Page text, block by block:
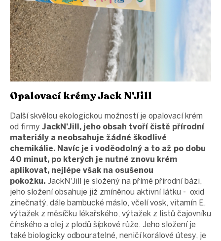
Opalovací krémy Jack N'Jill
Další skvělou ekologickou možností je opalovací krém
od firmy JackN'Jill, jeho obsah tvoří čistě přírodní
materiály a neobsahuje žádné škodlivé
chemikálie. Navíc je i voděodolný a to až po dobu
40 minut, po kterých je nutné znovu krém
aplikovat, nejlépe však na osušenou
pokožku. JackN'Jill je složený na přímé přírodní bázi,
jeho složení obsahuje již zmíněnou aktivní látku - oxid
zinečnatý, dále bambucké máslo, včelí vosk, vitamín E,
výtažek z měsíčku lékařského, výtažek z listů čajovníku
čínského a olej z plodů šípkové růže. Jeho složení je
také biologicky odbouratelné, neničí korálové útesy, je